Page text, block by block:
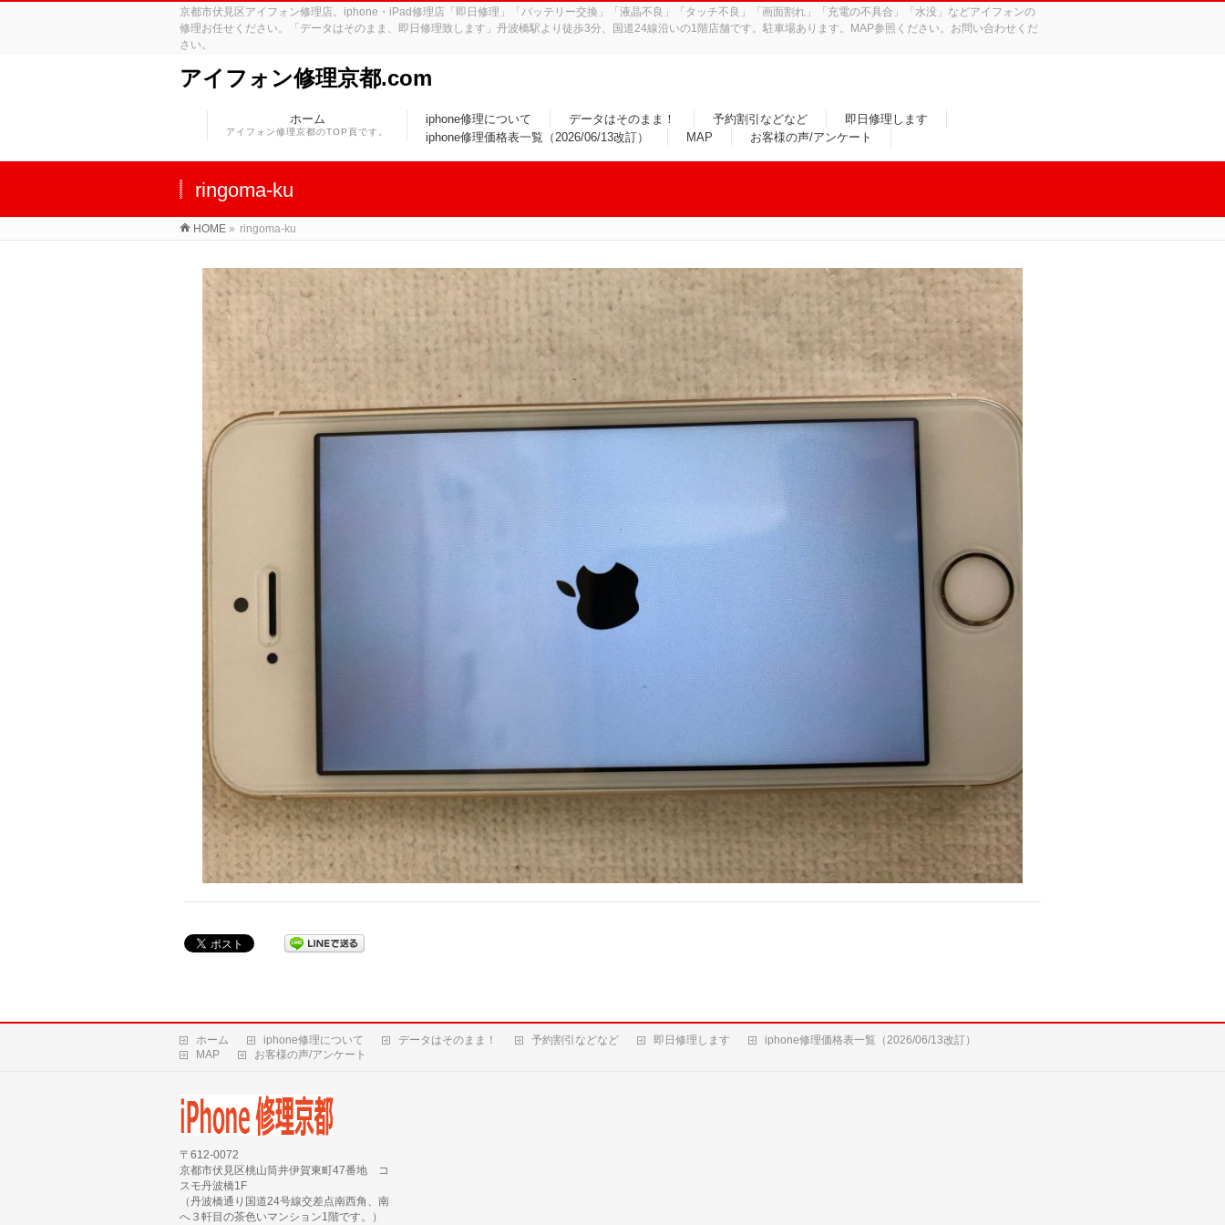
京都市伏見区アイフォン修理店。iphone・iPad修理店「即日修理」「バッテリー交換」「液晶不良」「タッチ不良」「画面割れ」「充電の不具合」「水没」などアイフォンの
修理お任せください。「データはそのまま、即日修理致します」丹波橋駅より徒歩3分、国道24線沿いの1階店舗です。駐車場あります。MAP参照ください。お問い合わせくだ
さい。
アイフォン修理京都.com
ホーム
アイフォン修理京都のTOP頁です。
iphone修理について データはそのまま！ 予約割引などなど
即日修理します
iphone修理価格表一覧（2026/06/13改訂）
MAP お客様の声/アンケート
ringoma-ku
HOME » ringoma-ku
ホーム iphone修理について データはそのまま！ 予約割引などなど 即日修理します
iphone修理価格表一覧（2026/06/13改訂）
MAP
お客様の声/アンケート
〒612-0072
京都市伏見区桃山筒井伊賀東町47番地 コ
スモ丹波橋1F
（丹波橋通り国道24号線交差点南西角、南
へ３軒目の茶色いマンション1階です。）